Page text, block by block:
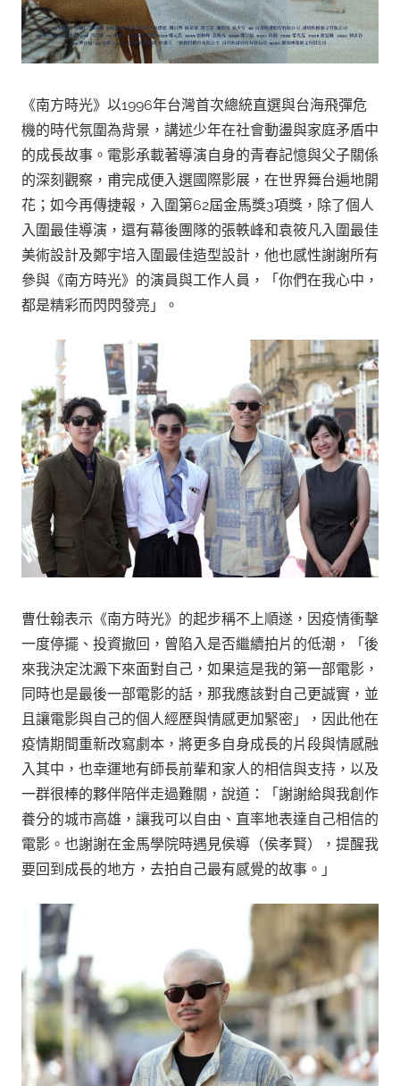
《南方時光》以1996年台灣首次總統直選與台海飛彈危
機的時代氛圍為背景，講述少年在社會動盪與家庭矛盾中
的成長故事。電影承載著導演自身的青春記憶與父子關係
的深刻觀察，甫完成便入選國際影展，在世界舞台遍地開
花；如今再傳捷報，入圍第62屆金馬獎3項獎，除了個人
入圍最佳導演，還有幕後團隊的張軼峰和袁筱凡入圍最佳
美術設計及鄭宇培入圍最佳造型設計，他也感性謝謝所有
參與《南方時光》的演員與工作人員，「你們在我心中，
都是精彩而閃閃發亮」。
曹仕翰表示《南方時光》的起步稱不上順遂，因疫情衝擊
一度停擺、投資撤回，曾陷入是否繼續拍片的低潮，「後
來我決定沈澱下來面對自己，如果這是我的第一部電影，
同時也是最後一部電影的話，那我應該對自己更誠實，並
且讓電影與自己的個人經歷與情感更加緊密」，因此他在
疫情期間重新改寫劇本，將更多自身成長的片段與情感融
入其中，也幸運地有師長前輩和家人的相信與支持，以及
一群很棒的夥伴陪伴走過難關，說道：「謝謝給與我創作
養分的城市高雄，讓我可以自由、直率地表達自己相信的
電影。也謝謝在金馬學院時遇見侯導（侯孝賢），提醒我
要回到成長的地方，去拍自己最有感覺的故事。」